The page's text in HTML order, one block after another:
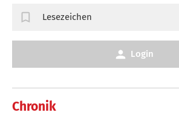
Chronik
Lesezeichen
Login